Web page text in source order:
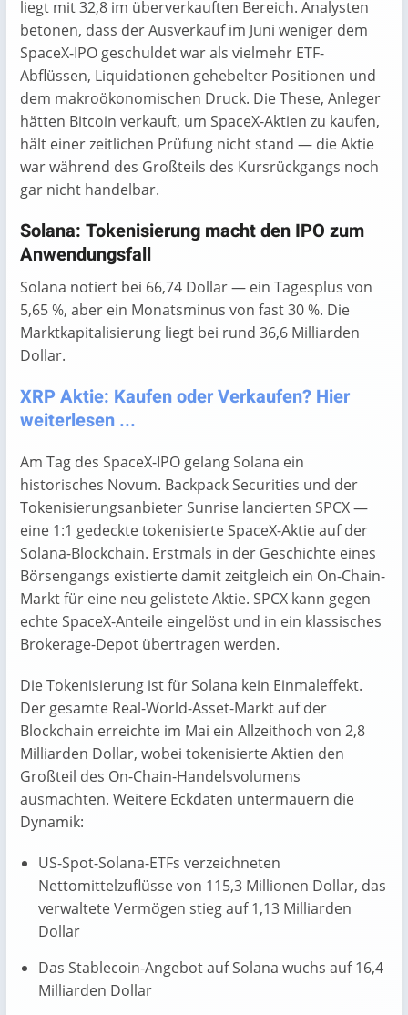
liegt mit 32,8 im überverkauften Bereich. Analysten
betonen, dass der Ausverkauf im Juni weniger dem
SpaceX-IPO geschuldet war als vielmehr ETF-
Abflüssen, Liquidationen gehebelter Positionen und
dem makroökonomischen Druck. Die These, Anleger
hätten Bitcoin verkauft, um SpaceX-Aktien zu kaufen,
hält einer zeitlichen Prüfung nicht stand — die Aktie
war während des Großteils des Kursrückgangs noch
gar nicht handelbar.
Solana: Tokenisierung macht den IPO zum
Anwendungsfall
Solana notiert bei 66,74 Dollar — ein Tagesplus von
5,65 %, aber ein Monatsminus von fast 30 %. Die
Marktkapitalisierung liegt bei rund 36,6 Milliarden
Dollar.
XRP Aktie: Kaufen oder Verkaufen? Hier
weiterlesen ...
Am Tag des SpaceX-IPO gelang Solana ein
historisches Novum. Backpack Securities und der
Tokenisierungsanbieter Sunrise lancierten SPCX —
eine 1:1 gedeckte tokenisierte SpaceX-Aktie auf der
Solana-Blockchain. Erstmals in der Geschichte eines
Börsengangs existierte damit zeitgleich ein On-Chain-
Markt für eine neu gelistete Aktie. SPCX kann gegen
echte SpaceX-Anteile eingelöst und in ein klassisches
Brokerage-Depot übertragen werden.
Die Tokenisierung ist für Solana kein Einmaleffekt.
Der gesamte Real-World-Asset-Markt auf der
Blockchain erreichte im Mai ein Allzeithoch von 2,8
Milliarden Dollar, wobei tokenisierte Aktien den
Großteil des On-Chain-Handelsvolumens
ausmachten. Weitere Eckdaten untermauern die
Dynamik:
US-Spot-Solana-ETFs verzeichneten
Nettomittelzuflüsse von 115,3 Millionen Dollar, das
verwaltete Vermögen stieg auf 1,13 Milliarden
Dollar
Das Stablecoin-Angebot auf Solana wuchs auf 16,4
Milliarden Dollar